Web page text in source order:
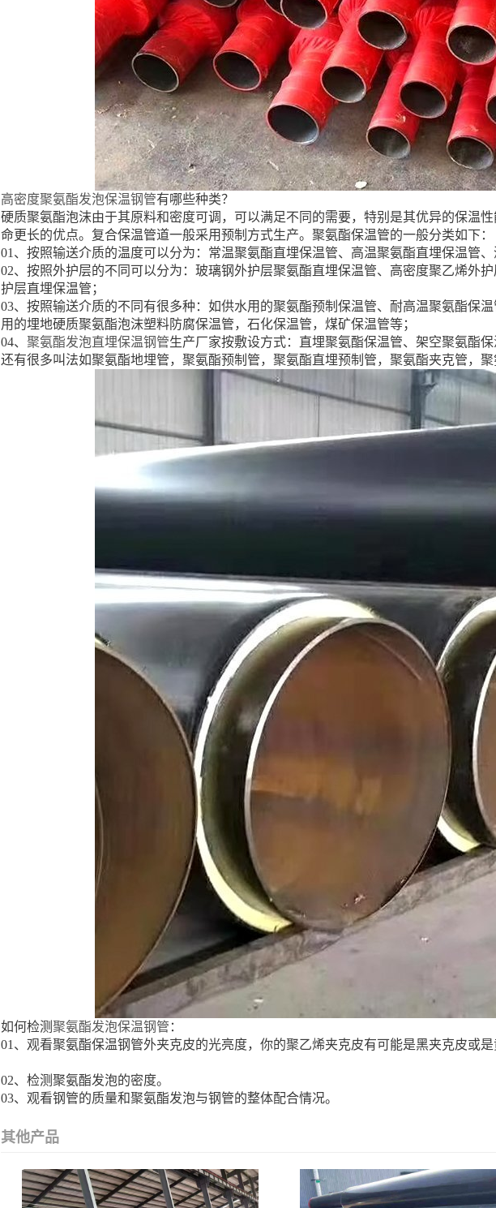
高密度聚氨酯发泡保温钢管有哪些种类？
硬质聚氨酯泡沫由于其原料和密度可调，可以满足不同的需要，特别是其优异的保温
命更长的优点。复合保温管道一般采用预制方式生产。聚氨酯保温管的一般分类如下：
01、按照输送介质的温度可以分为：常温聚氨酯直埋保温管、高温聚氨酯直埋保温管
02、按照外护层的不同可以分为：玻璃钢外护层聚氨酯直埋保温管、高密度聚乙烯外
护层直埋保温管；
03、按照输送介质的不同有很多种：如供水用的聚氨酯预制保温管、耐高温聚氨酯保
用的埋地硬质聚氨酯泡沫塑料防腐保温管，石化保温管，煤矿保温管等；
04、聚氨酯发泡直埋保温钢管生产厂家按敷设方式：直埋聚氨酯保温管、架空聚氨酯保
还有很多叫法如聚氨酯地埋管，聚氨酯预制管，聚氨酯直埋预制管，聚氨酯夹克管，聚
如何检测聚氨酯发泡保温钢管 ：
01、观看聚氨酯保温钢管外夹克皮的光亮度，你的聚乙烯夹克皮有可能是黑夹克皮
02、检测聚氨酯发泡的密度。
03、观看钢管的质量和聚氨酯发泡与钢管的整体配合情况。
其他产品